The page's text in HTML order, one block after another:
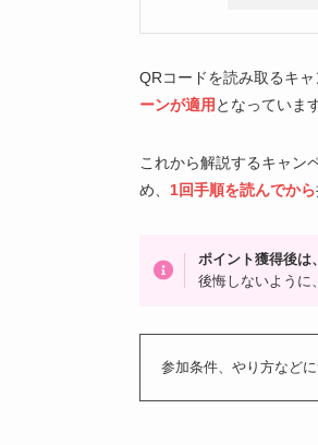
QRコードを読み取るキャ
ーンが適用 となっています
これから解説するキャン
め、 1回手順を読んでから
ポイント獲得後は
後悔しないように
参加条件、やり方など